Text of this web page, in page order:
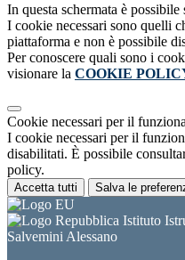
In questa schermata è
I cookie necessari sono quelli
piattaforma e non è possibile
Per conoscere quali sono i
visionare la COOKIE
Cookie necessari per il
I cookie necessari per il
disabilitati. È possibile
policy.
Accetta tutti Salva le
Istituto
Salvemini Alessano